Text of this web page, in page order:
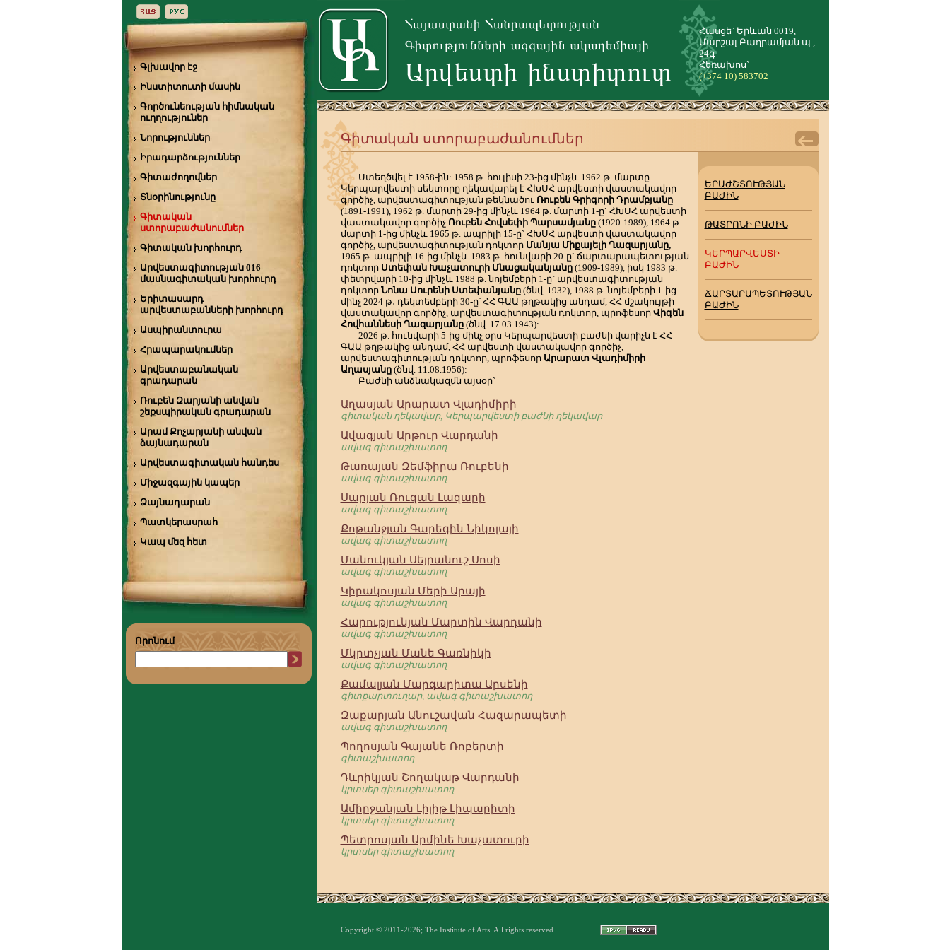
Գլխավոր էջ
Ինստիտուտի մասին
Գործունեության հիմնական
ուղղություներ
Նորություններ
Իրադարձություններ
Գիտաժողովներ
Տնօրինությունը
Գիտական
ստորաբաժանումներ
Գիտական խորհուրդ
Արվեստագիտության 016
մասնագիտական խորհուրդ
Երիտասարդ
արվեստաբանների խորհուրդ
Ասպիրանտուրա
Հրապարակումներ
Արվեստաբանական
գրադարան
Ռուբեն Զարյանի անվան
շեքսպիրական գրադարան
Արամ Քոչարյանի անվան
ձայնադարան
Արվեստագիտական հանդես
Միջազգային կապեր
Ձայնադարան
Պատկերասրահ
Կապ մեզ հետ
Որոնում
Հասցե` Երևան 0019,
Մարշալ Բաղրամյան պ.,
24գ
Հեռախոս`
(+374 10) 583702
Գիտական ստորաբաժանումներ
Ստեղծվել է 1958-ին: 1958 թ. հուլիսի 23-ից մինչև 1962 թ. մարտը
Կերպարվեստի սեկտորը ղեկավարել է ՀԽՍՀ արվեստի վաստակավոր
գործիչ, արվեստագիտության թեկնածու Ռուբեն Գրիգորի Դրամբյանը
(1891-1991), 1962 թ. մարտի 29-ից մինչև 1964 թ. մարտի 1-ը` ՀԽՍՀ արվեստի
վաստակավոր գործիչ Ռուբեն Հովսեփի Պարսամյանը (1920-1989), 1964 թ.
մարտի 1-ից մինչև 1965 թ. ապրիլի 15-ը` ՀԽՍՀ արվեստի վաստակավոր
գործիչ, արվեստագիտության դոկտոր Մանյա Միքայելի Ղազարյանը,
1965 թ. ապրիլի 16-ից մինչև 1983 թ. հունվարի 20-ը` ճարտարապետության
դոկտոր Ստեփան Խաչատուրի Մնացականյանը(1909-1989), իսկ 1983 թ.
փետրվարի 10-ից մինչև 1988 թ. նոյեմբերի 1-ը` արվեստագիտության
դոկտոր Նոնա Սուրենի Ստեփանյանը(ծնվ. 1932), 1988 թ. նոյեմբերի 1-ից
մինչ 2024 թ․ դեկտեմբերի 30-ը՝ ՀՀ ԳԱԱ թղթակից անդամ, ՀՀ մշակույթի
վաստակավոր գործիչ, արվեստագիտության դոկտոր, պրոֆեսոր Վիգեն
Հովհաննեսի Ղազարյանը (ծնվ. 17.03.1943):
2026 թ. հունվարի 5-ից մինչ օրս Կերպարվեստի բաժնի վարիչն է ՀՀ
ԳԱԱ թղթակից անդամ, ՀՀ արվեստի վաստակավոր գործիչ,
արվեստագիտության դոկտոր, պրոֆեսոր Արարատ Վլադիմիրի
Աղասյանը(ծնվ. 11.08.1956):
Բաժնի անձնակազմն այսօր`
Աղասյան Արարատ Վլադիմիրի
գիտական ղեկավար, Կերպարվեստի բաժնի ղեկավար
Ավագյան Արթուր Վարդանի
ավագ գիտաշխատող
Թառայան Զեմֆիրա Ռուբենի
ավագ գիտաշխատող
Սարյան Ռուզան Լազարի
ավագ գիտաշխատող
Քոթանջյան Գարեգին Նիկոլայի
ավագ գիտաշխատող
Մանուկյան Սեյրանուշ Սոսի
ավագ գիտաշխատող
Կիրակոսյան Մերի Արայի
ավագ գիտաշխատող
Հարությունյան Մարտին Վարդանի
ավագ գիտաշխատող
Մկրտչյան Մանե Գառնիկի
ավագ գիտաշխատող
Քամալյան Մարգարիտա Արսենի
գիտքարտուղար, ավագ գիտաշխատող
Զաքարյան Անուշավան Հազարապետի
ավագ գիտաշխատող
Պողոսյան Գայանե Ռոբերտի
գիտաշխատող
Դևրիկյան Շողակաթ Վարդանի
կրտսեր գիտաշխատող
Ամիրջանյան Լիլիթ Լիպարիտի
կրտսեր գիտաշխատող
Պետրոսյան Արմինե Խաչատուրի
կրտսեր գիտաշխատող
ԵՐԱԺՇՏՈՒԹՅԱՆ
ԲԱԺԻՆ
ԹԱՏՐՈՆԻ ԲԱԺԻՆ
ԿԵՐՊԱՐՎԵՍՏԻ
ԲԱԺԻՆ
ՃԱՐՏԱՐԱՊԵՏՈՒԹՅԱՆ
ԲԱԺԻՆ
Copyright © 2011-2026; The Institute of Arts. All rights reserved.